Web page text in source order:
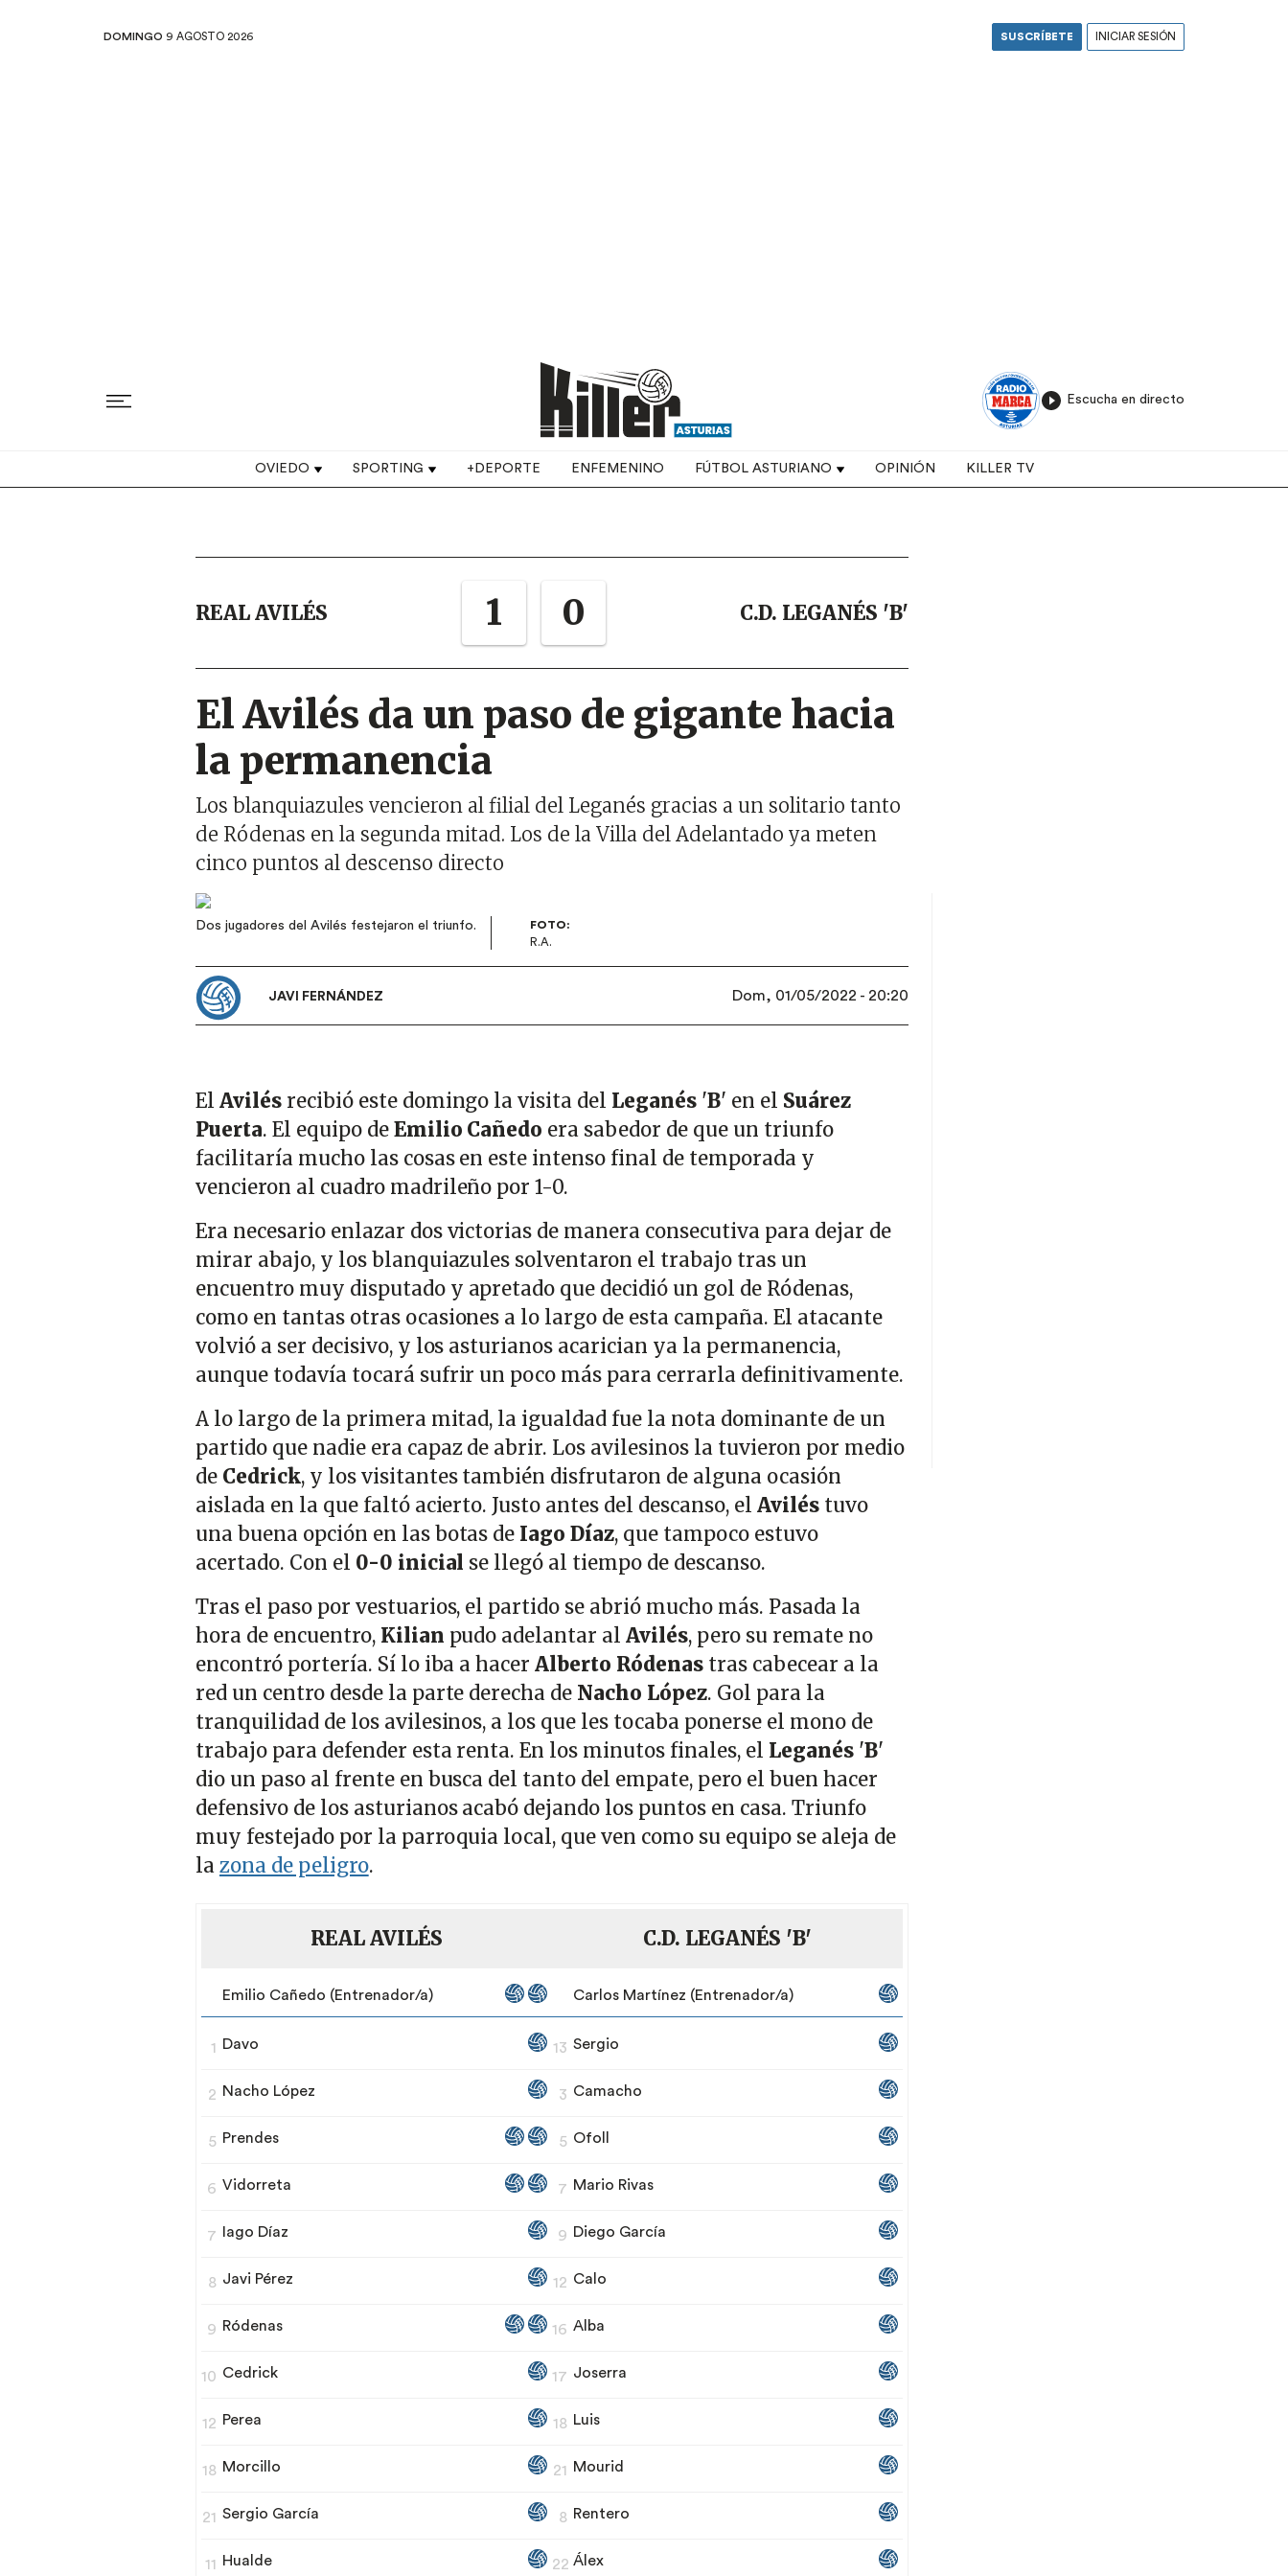
DOMINGO 9 AGOSTO 2026 SUSCRÍBETE INICIAR SESIÓN
Escucha en directo
Top navigation
OVIEDO SPORTING +DEPORTE ENFEMENINO FÚTBOL ASTURIANO OPINIÓN KILLER TV
REAL AVILÉS 1 0 C.D. LEGANÉS 'B'
El Avilés da un paso de gigante hacia
la permanencia
Los blanquiazules vencieron al filial del Leganés gracias a un solitario tanto
de Ródenas en la segunda mitad. Los de la Villa del Adelantado ya meten
cinco puntos al descenso directo
Imagen
Dos jugadores del Avilés festejaron el triunfo.
FOTO:
R.A.
JAVI FERNÁNDEZ Dom, 01/05/2022 - 20:20
El Avilés recibió este domingo la visita del Leganés 'B' en el Suárez
Puerta. El equipo deEmilio Cañedo era sabedor de que un triunfo
facilitaría mucho las cosas en este intenso final de temporada y
vencieron al cuadro madrileño por 1-0.
Era necesario enlazar dos victorias de manera consecutiva para dejar de
mirar abajo, y los blanquiazules solventaron el trabajo tras un
encuentro muy disputado y apretado que decidió un gol de Ródenas,
como en tantas otras ocasiones a lo largo de esta campaña. El atacante
volvió a ser decisivo, y los asturianos acarician ya la permanencia,
aunque todavía tocará sufrir un poco más para cerrarla definitivamente.
A lo largo de la primera mitad, la igualdad fue la nota dominante de un
partido que nadie era capaz de abrir. Los avilesinos la tuvieron por medio
de Cedrick, y los visitantes también disfrutaron de alguna ocasión
aislada en la que faltó acierto. Justo antes del descanso, el Avilés tuvo
una buena opción en las botas de Iago Díaz, que tampoco estuvo
acertado. Con el 0-0 inicial se llegó al tiempo de descanso.
Tras el paso por vestuarios, el partido se abrió mucho más. Pasada la
hora de encuentro, Kilian pudo adelantar alAvilés, pero su remate no
encontró portería. Sí lo iba a hacerAlberto Ródenas tras cabecear a la
red un centro desde la parte derecha de Nacho López. Gol para la
tranquilidad de los avilesinos, a los que les tocaba ponerse el mono de
trabajo para defender esta renta. En los minutos finales, el Leganés 'B'
dio un paso al frente en busca del tanto del empate, pero el buen hacer
defensivo de los asturianos acabó dejando los puntos en casa. Triunfo
muy festejado por la parroquia local, que ven como su equipo se aleja de
lazona de peligro.
REAL AVILÉS
Emilio Cañedo (Entrenador/a)
1 Davo
2 Nacho López
5 Prendes
6 Vidorreta
7 Iago Díaz
8 Javi Pérez
9 Ródenas
10 Cedrick
12 Perea
18 Morcillo
21 Sergio García
11 Hualde
C.D. LEGANÉS 'B'
Carlos Martínez (Entrenador/a)
13 Sergio
3 Camacho
5 Ofoll
7 Mario Rivas
9 Diego García
12 Calo
16 Alba
17 Joserra
18 Luis
21 Mourid
8 Rentero
22 Álex